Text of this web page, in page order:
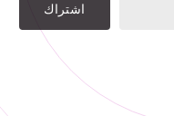
اشتراك